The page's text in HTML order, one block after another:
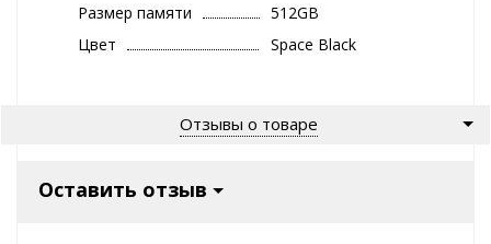
Размер памяти
512GB
Цвет
Space Black
Отзывы о товаре
Оставить отзыв